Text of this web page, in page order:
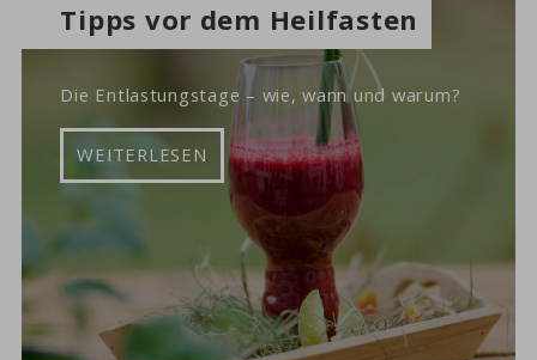
Tipps vor dem Heilfasten
Die Entlastungstage – wie, wann und warum?
WEITERLESEN